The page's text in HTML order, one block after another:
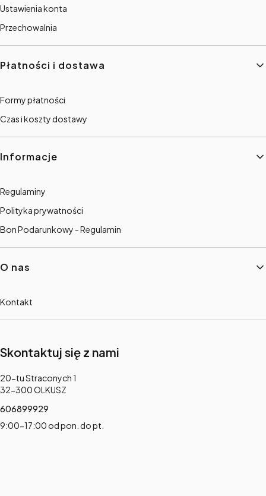
Ustawienia konta
Przechowalnia
Płatności i dostawa
Formy płatności
Czas i koszty dostawy
Informacje
Regulaminy
Polityka prywatności
Bon Podarunkowy - Regulamin
O nas
Kontakt
Skontaktuj się z nami
Adres:
20-tu Straconych 1
32-300 OLKUSZ
606899929
9:00-17:00 od pon. do pt.